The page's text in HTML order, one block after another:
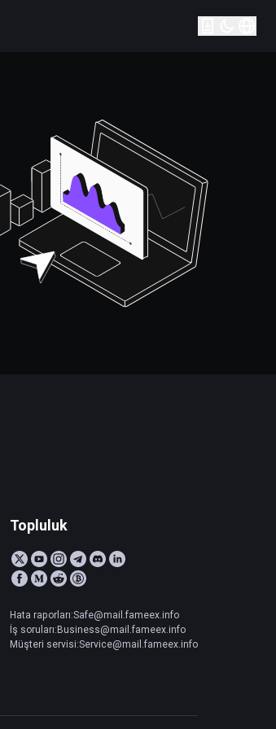
Topluluk
Hata raporları:Safe@mail.fameex.info
İş soruları:Business@mail.fameex.info
Müşteri servisi:Service@mail.fameex.info